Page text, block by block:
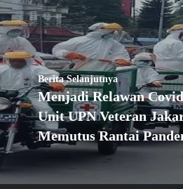
Berita Selanjutnya
Menjadi Relawan
Unit UPN Veteran
Memutus Rantai